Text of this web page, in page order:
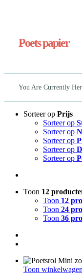
Poets papier
You Are Currently
Sorteer op Prijs
Sorteer op
Sorteer op
Sorteer op
Sorteer op
Sorteer op
Toon 12
Toon 12
Toon 24
Toon 36
Toon